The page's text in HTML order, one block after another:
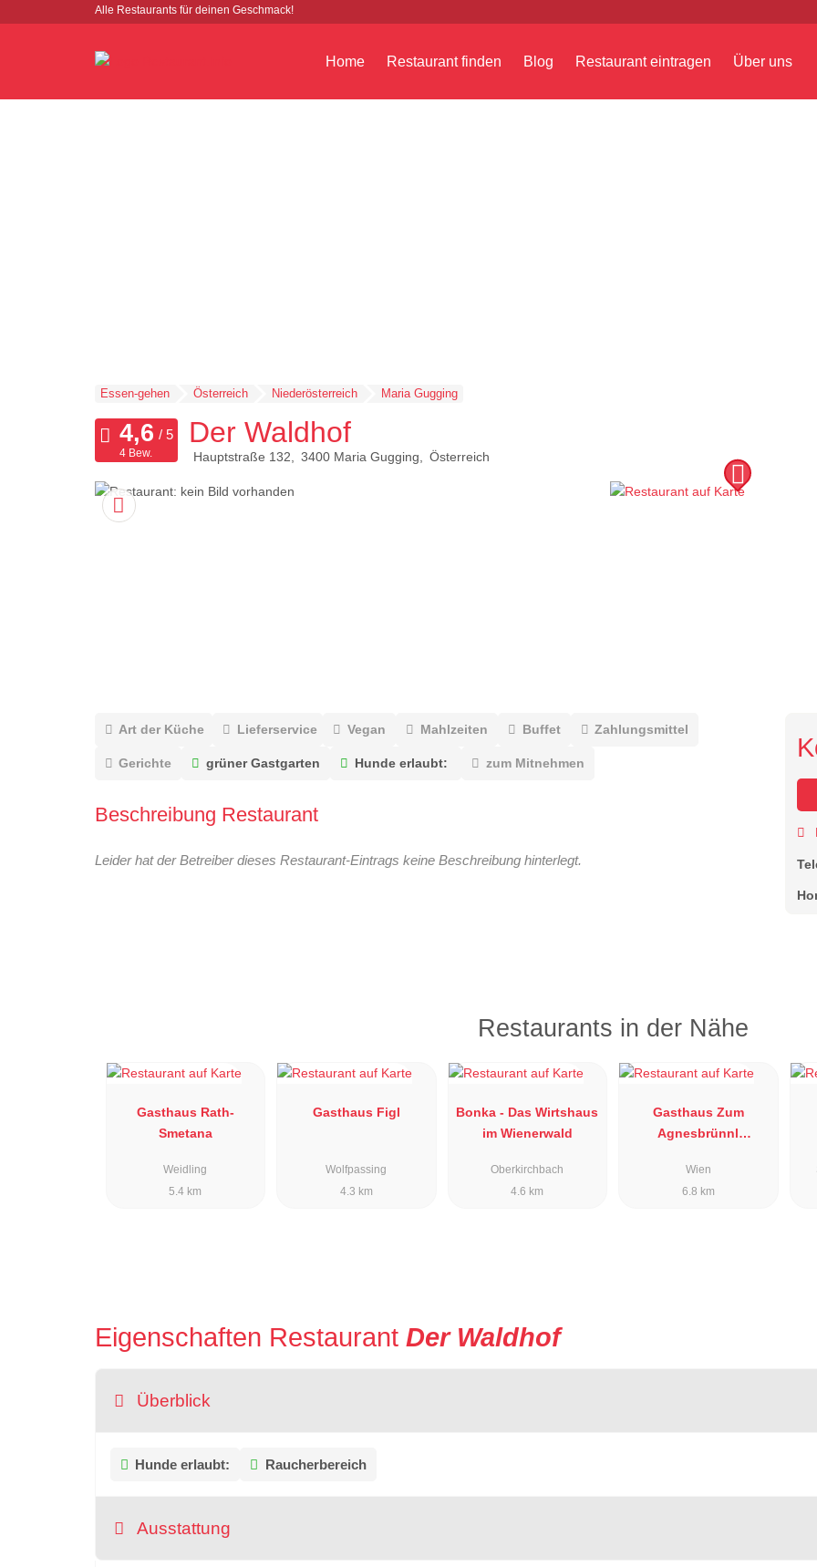
Alle Restaurants für deinen Geschmack!
Home Restaurant finden Blog Restaurant eintragen Über uns
Essen-gehen Österreich Niederösterreich Maria Gugging
Der Waldhof
Hauptstraße 132 3400 Maria Gugging Österreich
4 Bew.
Art der Küche Lieferservice Vegan Mahlzeiten Buffet Zahlungsmittel
Gerichte grüner Gastgarten Hunde erlaubt: zum Mitnehmen
Beschreibung Restaurant
Leider hat der Betreiber dieses Restaurant-Eintrags keine Beschreibung hinterlegt.
Restaurants in der Nähe
Gasthaus Rath-
Smetana
Weidling
5.4 km
Gasthaus Figl
Wolfpassing
4.3 km
Bonka - Das Wirtshaus
im Wienerwald
Oberkirchbach
4.6 km
Gasthaus Zum
Agnesbrünnl
Wien
6.8 km
Eigenschaften Restaurant Der Waldhof
Überblick
Hunde erlaubt: Raucherbereich
Ausstattung